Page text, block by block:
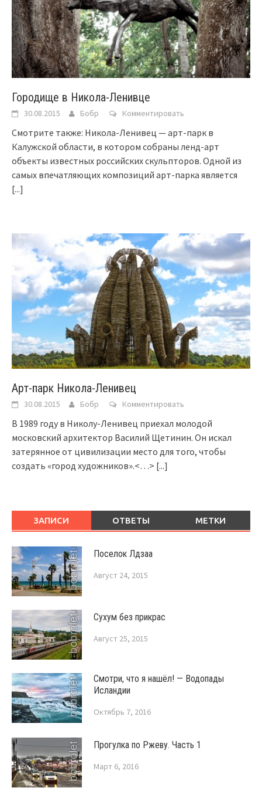
Городище в Никола-Ленивце
30.08.2015 Бобр Комментировать
Смотрите также: Никола-Ленивец — арт-парк в
Калужской области, в котором собраны ленд-арт
объекты известных российских скульпторов. Одной из
самых впечатляющих композиций арт-парка является
[...]
Арт-парк Никола-Ленивец
30.08.2015 Бобр Комментировать
В 1989 году в Николу-Ленивец приехал молодой
московский архитектор Василий Щетинин. Он искал
затерянное от цивилизации место для того, чтобы
создать «город художников».<…> [...]
ЗАПИСИ ОТВЕТЫ МЕТКИ
Поселок Лдзаа
Август 24, 2015
Сухум без прикрас
Август 25, 2015
Смотри, что я нашёл! — Водопады
Исландии
Октябрь 7, 2016
Прогулка по Ржеву. Часть 1
Март 6, 2016